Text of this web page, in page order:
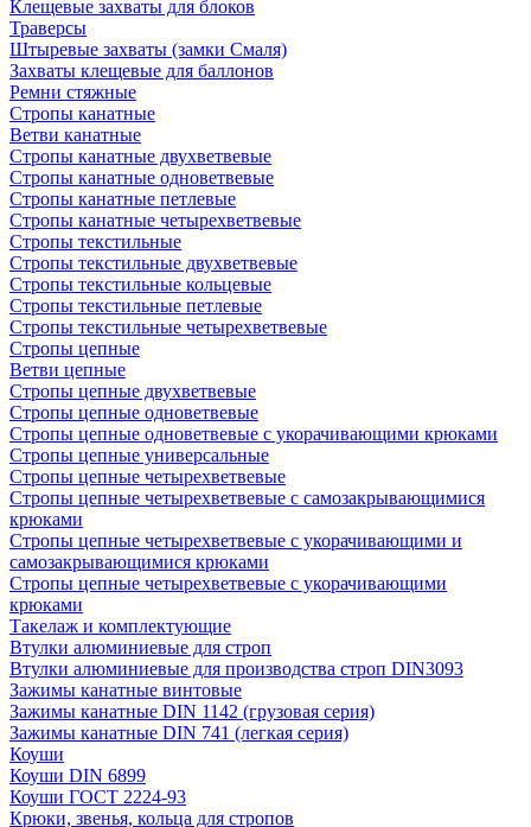
Клещевые захваты для блоков
Траверсы
Штыревые захваты (замки Смаля)
Захваты клещевые для баллонов
Ремни стяжные
Стропы канатные
Ветви канатные
Стропы канатные двухветвевые
Стропы канатные одноветвевые
Стропы канатные петлевые
Стропы канатные четырехветвевые
Стропы текстильные
Стропы текстильные двухветвевые
Стропы текстильные кольцевые
Стропы текстильные петлевые
Стропы текстильные четырехветвевые
Стропы цепные
Ветви цепные
Стропы цепные двухветвевые
Стропы цепные одноветвевые
Стропы цепные одноветвевые с укорачивающими крюками
Стропы цепные универсальные
Стропы цепные четырехветвевые
Стропы цепные четырехветвевые с самозакрывающимися
крюками
Стропы цепные четырехветвевые с укорачивающими и
самозакрывающимися крюками
Стропы цепные четырехветвевые с укорачивающими
крюками
Такелаж и комплектующие
Втулки алюминиевые для строп
Втулки алюминиевые для производства строп DIN3093
Зажимы канатные винтовые
Зажимы канатные DIN 1142 (грузовая серия)
Зажимы канатные DIN 741 (легкая серия)
Коуши
Коуши DIN 6899
Коуши ГОСТ 2224-93
Крюки, звенья, кольца для стропов